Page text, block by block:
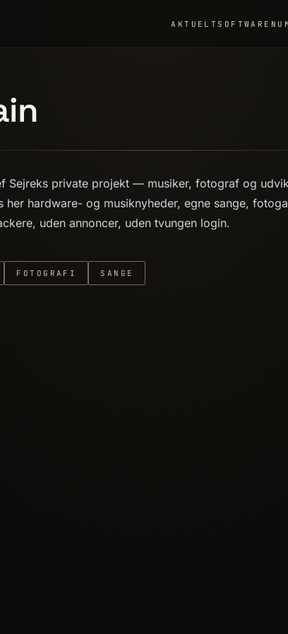
AKTUELT SOFTWARE
Sejreks private projekt — musiker, fotograf og
her hardware- og musiknyheder, egne sange,
uden annoncer, uden tvungen login.
FOTOGRAFI SANGE